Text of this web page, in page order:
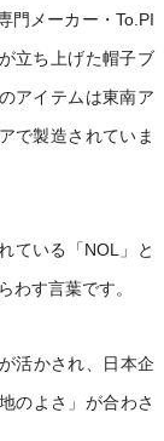
門メーカー・To.PI
立ち上げた帽子ブ
アイテムは東南ア
で製造されていま
ている「NOL」と
わす言葉です。
活かされ、日本企
のよさ」が合わさ